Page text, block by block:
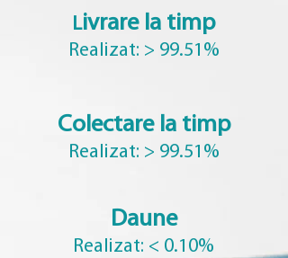
Livrare la timp
Realizat: > 99.51%
Colectare la timp
Realizat: > 99.51%
Daune
Realizat: < 0.10%